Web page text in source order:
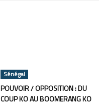
Sénégal
POUVOIR / OPPOSITION : DU
COUP KO AU BOOMERANG KO